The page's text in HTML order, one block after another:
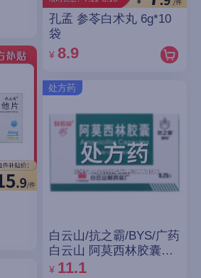
孔孟 参苓白术丸 6g*10
袋
¥ 8.9
处方药
白云山/抗之霸/BYS/广药
白云山 阿莫西林胶囊
0.25g*10粒*5板
¥ 11.1